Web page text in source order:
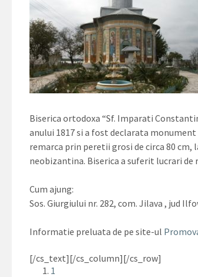
Biserica ortodoxa “Sf. Imparati
anului 1817 si a fost declarata
remarca prin peretii grosi de circa 80 cm,
neobizantina. Biserica a suferit lucrari de
Cum ajung:
Sos. Giurgiului nr. 282, com. Jilava , jud
Informatie preluata de pe site-ul
[/cs_text][/cs_column][/cs_row]
1